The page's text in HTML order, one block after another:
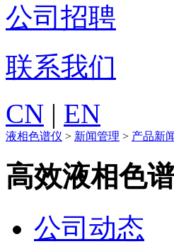
公司招聘
联系我们
CN | EN
液相色谱仪 > 新闻管理 > 产品新
高效液相色
公司动态